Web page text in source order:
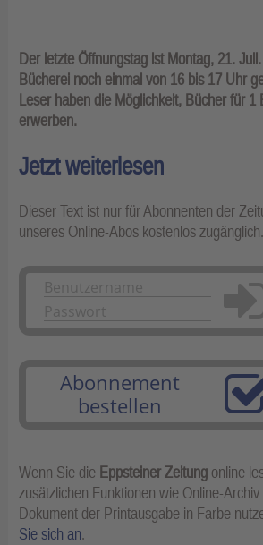
Der letzte Öffnungstag ist Montag, 21.
Bücherei noch einmal von 16 bis 17 Uhr
Leser haben die Möglichkeit, Bücher für 1
erwerben.
Jetzt weiterlesen
Dieser Text ist nur für Abonnenten der
unseres Online-Abos kostenlos zugänglich.
Anmelden
Abonnement
bestellen
Wenn Sie die Eppsteiner Zeitung online
zusätzlichen Funktionen wie Online-
Dokument der Printausgabe in Farbe
Sie sich an.